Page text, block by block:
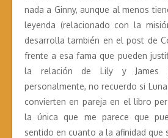
nada a Ginny, aunque al menos
leyenda (relacionado con la
desarrolla también en el post de
frente a esa fama que pueden
la relación de Lily y James
personalmente, no recuerdo si
convierten en pareja en el libro
la única que me parece que
sentido en cuanto a la afinidad que